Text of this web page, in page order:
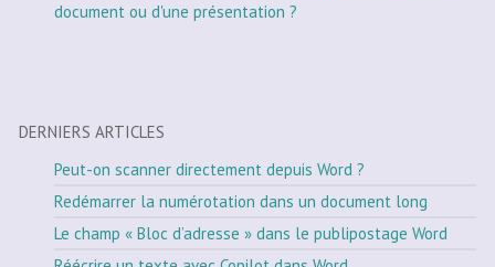
document ou d'une présentation ?
DERNIERS ARTICLES
Peut-on scanner directement depuis Word ?
Redémarrer la numérotation dans un document long
Le champ « Bloc d’adresse » dans le publipostage Word